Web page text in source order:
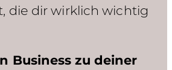
die dir wirklich wichtig
Business zu deiner